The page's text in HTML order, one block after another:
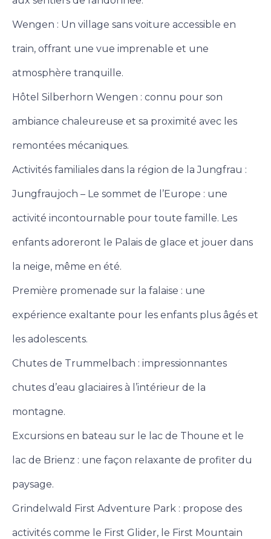
Wengen : Un village sans voiture accessible en
train, offrant une vue imprenable et une
atmosphère tranquille.
Hôtel Silberhorn Wengen : connu pour son
ambiance chaleureuse et sa proximité avec les
remontées mécaniques.
Activités familiales dans la région de la Jungfrau :
Jungfraujoch – Le sommet de l’Europe : une
activité incontournable pour toute famille. Les
enfants adoreront le Palais de glace et jouer dans
la neige, même en été.
Première promenade sur la falaise : une
expérience exaltante pour les enfants plus âgés et
les adolescents.
Chutes de Trummelbach : impressionnantes
chutes d’eau glaciaires à l’intérieur de la
montagne.
Excursions en bateau sur le lac de Thoune et le
lac de Brienz : une façon relaxante de profiter du
paysage.
Grindelwald First Adventure Park : propose des
activités comme le First Glider, le First Mountain